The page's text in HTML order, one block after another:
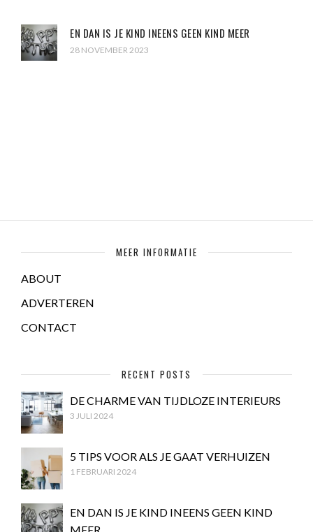
EN DAN IS JE KIND INEENS GEEN KIND MEER
28 NOVEMBER 2023
MEER INFORMATIE
ABOUT
ADVERTEREN
CONTACT
RECENT POSTS
DE CHARME VAN TIJDLOZE INTERIEURS
3 JULI 2024
5 TIPS VOOR ALS JE GAAT VERHUIZEN
1 FEBRUARI 2024
EN DAN IS JE KIND INEENS GEEN KIND